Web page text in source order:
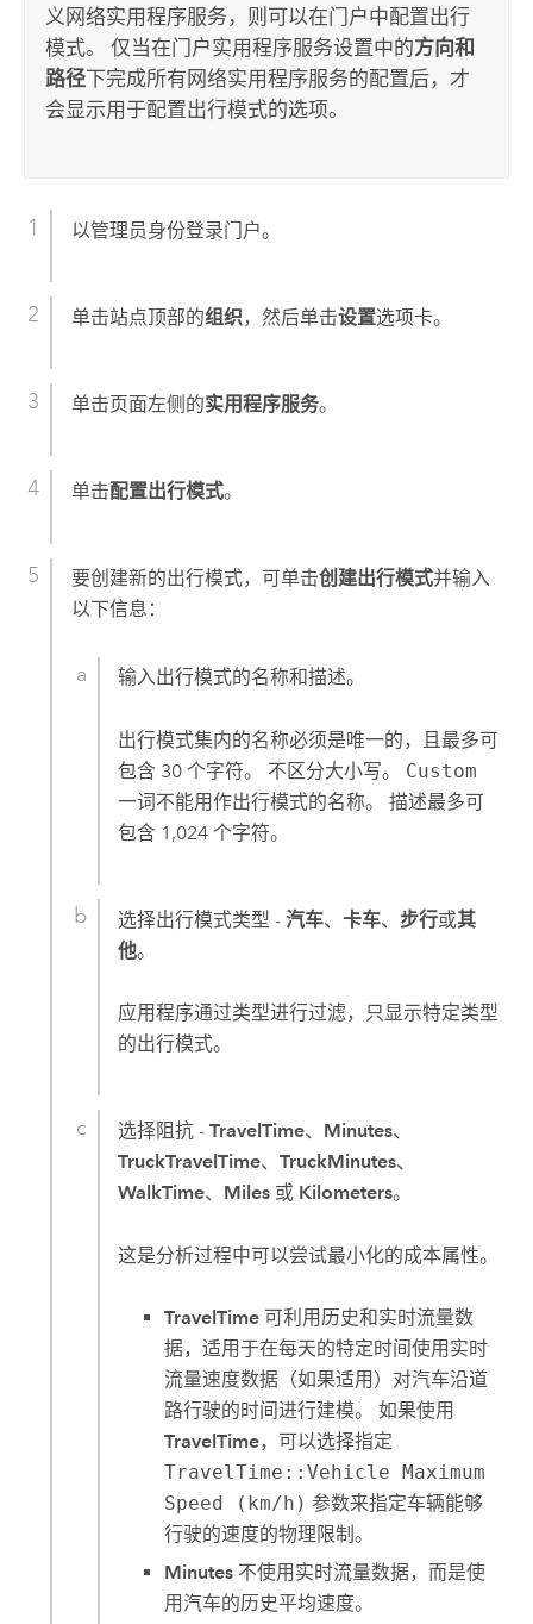
义网络实用程序服务，则可以在门户中配置出行
模式。 仅当在门户实用程序服务设置中的方向和
路径下完成所有网络实用程序服务的配置后，才
会显示用于配置出行模式的选项。
以管理员身份登录门户。
单击站点顶部的组织，然后单击设置选项卡。
单击页面左侧的实用程序服务。
单击配置出行模式。
要创建新的出行模式，可单击创建出行模式并输入
以下信息：
输入出行模式的名称和描述。
出行模式集内的名称必须是唯一的，且最多可
包含 30 个字符。 不区分大小写。 Custom
一词不能用作出行模式的名称。 描述最多可
包含 1,024 个字符。
选择出行模式类型 -汽车、卡车、 步行或其
他。
应用程序通过类型进行过滤，只显示特定类型
的出行模式。
选择阻抗 -TravelTime、 Minutes、
TruckTravelTime、TruckMinutes、
WalkTime、 Miles 或 Kilometers。
这是分析过程中可以尝试最小化的成本属性。
TravelTime 可利用历史和实时流量数
据，适用于在每天的特定时间使用实时
流量速度数据（如果适用）对汽车沿道
路行驶的时间进行建模。 如果使用
TravelTime，可以选择指定
TravelTime::Vehicle Maximum
Speed (km/h) 参数来指定车辆能够
行驶的速度的物理限制。
Minutes 不使用实时流量数据，而是使
用汽车的历史平均速度。